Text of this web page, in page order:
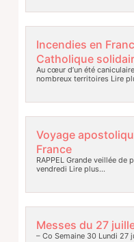
Incendies en
Catholique
Au cœur d’un été
nombreux territoires Lire
Voyage
France
RAPPEL Grande veillée de
vendredi Lire plus…
Messes du 27
– Co Semaine 30 Lundi 27